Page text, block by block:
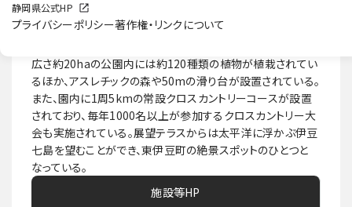
静岡県公式HP
プライバシーポリシー著作権・リンクについて
ロケ地概要
広さ約20haの公園内には約120種類の植物が植栽されてい
るほか、アスレチックの森や50mの滑り台が設置されている。
また、園内に1周5kmの常設クロスカントリーコースが設置
されており、毎年1000名以上が参加するクロスカントリー大
会も実施されている。展望テラスからは太平洋に浮かぶ伊豆
七島を望むことができ、東伊豆町の絶景スポットのひとつと
なっている。
施設等HP